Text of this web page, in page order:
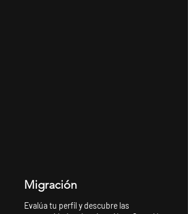
Migración
Evalúa tu perfil y descubre las